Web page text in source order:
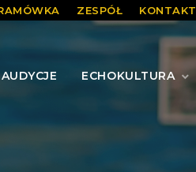
ZESPÓŁ KONTAKT
AUDYCJE ECHOKULTURA